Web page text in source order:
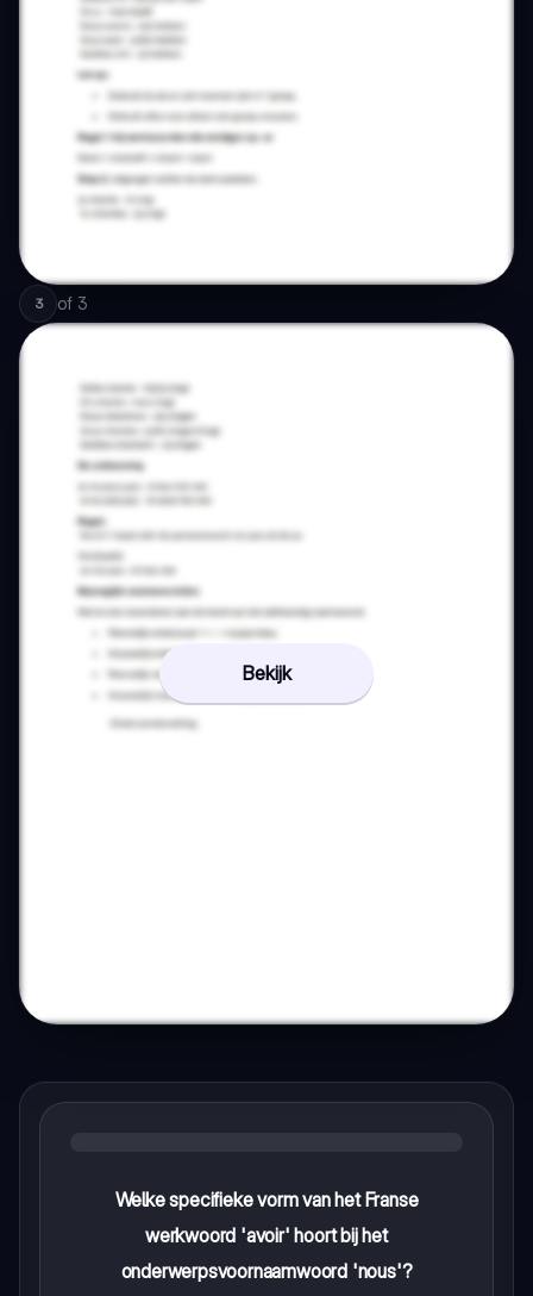
3 of 3
Bekijk
Welke specifieke vorm van het Franse
werkwoord 'avoir' hoort bij het
onderwerpsvoornaamwoord 'nous'?